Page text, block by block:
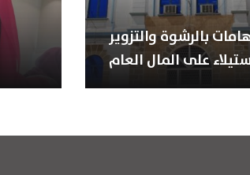
بالرشوة والتزوير
على المال العام